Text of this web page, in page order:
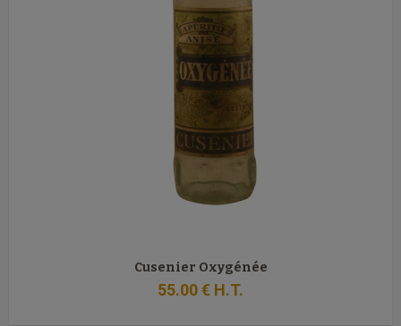
Cusenier Oxygénée
55.00€ H.T.